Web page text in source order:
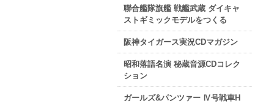
聯合艦隊旗艦 戦艦武蔵 ダイキャ
ストギミックモデルをつくる
阪神タイガース実況CDマガジン
昭和落語名演 秘蔵音源CDコレク
ション
ガールズ&パンツァー Ⅳ号戦車H